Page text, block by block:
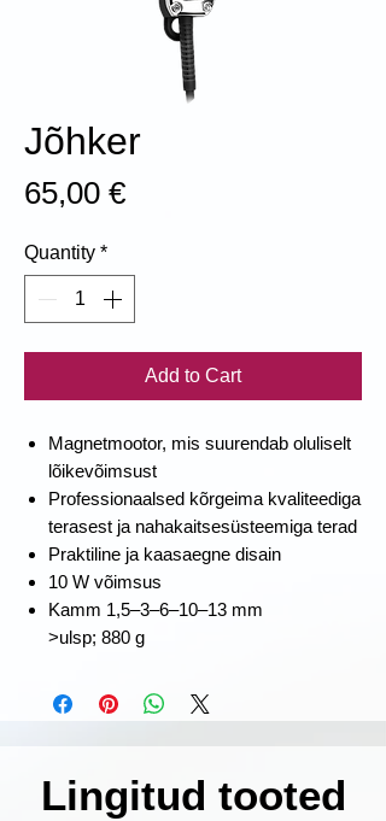
Jõhker
65,00 €Price
Quantity *
Add to Cart
Magnetmootor, mis suurendab oluliselt
lõikevõimsust
Professionaalsed kõrgeima kvaliteediga
terasest ja nahakaitsesüsteemiga terad
Praktiline ja kaasaegne disain
10 W võimsus
Kamm 1,5–3–6–10–13 mm
>ulsp; ‎880 g
Lingitud tooted